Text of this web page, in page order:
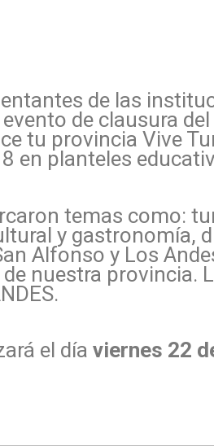
de las
de clausura
tu provincia Vive
en planteles
temas como:
y gastronomía,
Alfonso y Los
nuestra provincia.
el día viernes 22